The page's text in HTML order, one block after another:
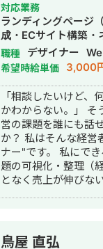
対応業務
ランディングページ
成・ECサイト構築・
成代行・SEO対策・
務代行・バナー制作
デザイン・作成・動
集・AI活用
職種 デザイナー
希望時給単価 3,000
「相談したいけど、
かわからない。」 そ
営の課題を誰にも話
か？ 私はそんな経営者の"整理のパート
ナー"です。 私にできること ①経営課
題の可視化・整理（
となく売上が伸びな
緒に明確にする、そ
鳥屋 直弘